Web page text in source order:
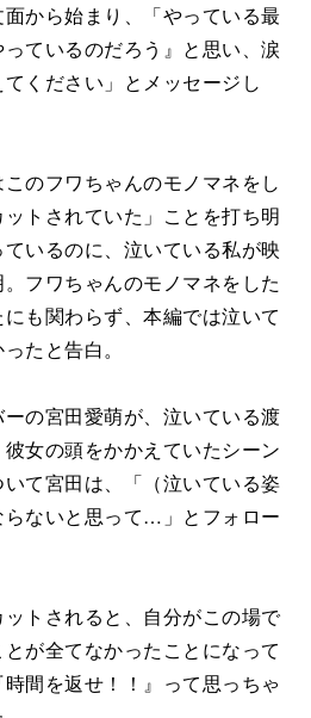
から始まり、「やっている最
ているのだろう』と思い、涙
ください」とメッセージし
のフワちゃんのモノマネをし
トされていた」ことを打ち明
いるのに、泣いている私が映
フワちゃんのモノマネをした
も関わらず、本編では泣いて
たと告白。
の宮田愛萌が、泣いている渡
女の頭をかかえていたシーン
て宮田は、「（泣いている姿
らないと思って…」とフォロー
トされると、自分がこの場で
が全てなかったことになって
間を返せ！！』って思っちゃ